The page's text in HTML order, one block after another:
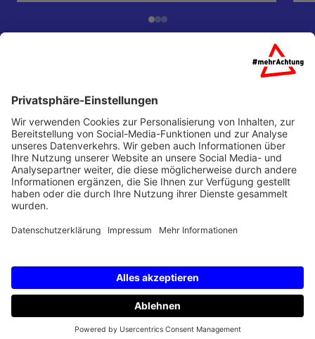
Startseite
Über uns
Partner
Presse
Kontakt
Barrierefreiheit
Impressum
Datenschutz
Leichte Sprache